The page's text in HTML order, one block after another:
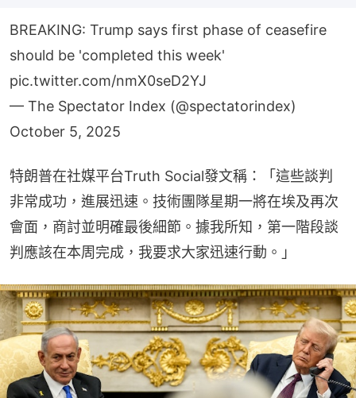
BREAKING: Trump says first phase of ceasefire
should be 'completed this week'
pic.twitter.com/nmX0seD2YJ
— The Spectator Index (@spectatorindex)
October 5, 2025
特朗普在社媒平台Truth Social發文稱：「這些談判
非常成功，進展迅速。技術團隊星期一將在埃及再次
會面，商討並明確最後細節。據我所知，第一階段談
判應該在本周完成，我要求大家迅速行動。」